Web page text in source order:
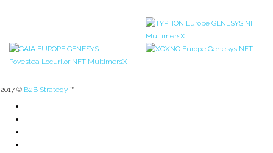
2017 © B2B Strategy ™